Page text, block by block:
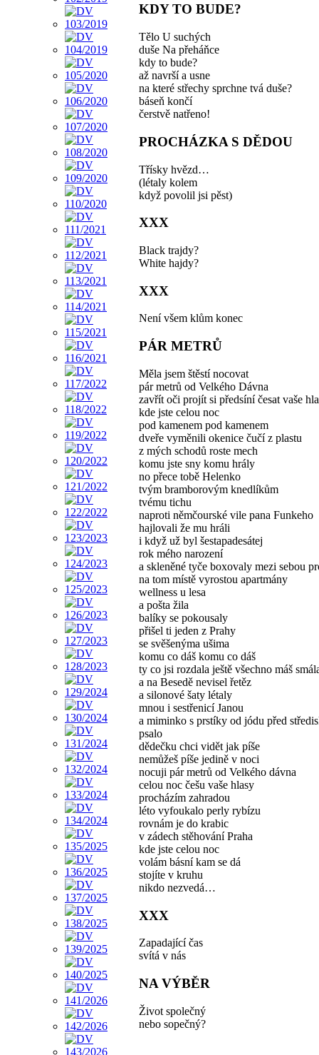
KDY TO BUDE?
Tělo U suchých
duše Na přeháňce
kdy to bude?
až navrší a usne
na které střechy sprchne tvá duše?
báseň končí
čerstvě natřeno!
PROCHÁZKA S DĚDOU
Třísky hvězd…
(létaly kolem
když povolil jsi pěst)
XXX
Black trajdy?
White hajdy?
XXX
Není všem klům konec
PÁR METRŮ
Měla jsem štěstí nocovat
pár metrů od Velkého Dávna
zavřít oči projít si předsíní česat vaše
kde jste celou noc
pod kamenem pod kamenem
dveře vyměnili okenice čučí z plastu
z mých schodů roste mech
komu jste sny komu hrály
no přece tobě Helenko
tvým bramborovým knedlíkům
tvému tichu
naproti němčourské vile pana Funkeho
hajlovali že mu hráli
i když už byl šestapadesátej
rok mého narození
a skleněné tyče boxovaly mezi sebou
na tom místě vyrostou apartmány
wellness u lesa
a pošta žila
balíky se pokousaly
přišel ti jeden z Prahy
se svěšenýma ušima
komu co dáš komu co dáš
ty co jsi rozdala ještě všechno máš
a na Besedě nevisel řetěz
a silonové šaty létaly
mnou i sestřenicí Janou
a miminko s prstíky od jódu před
psalo
dědečku chci vidět jak píše
nemůžeš píše jedině v noci
nocuji pár metrů od Velkého dávna
celou noc češu vaše hlasy
procházím zahradou
léto vyfoukalo perly rybízu
rovnám je do krabic
v zádech stěhování Praha
kde jste celou noc
volám básní kam se dá
stojíte v kruhu
nikdo nezvedá…
XXX
Zapadající čas
svítá v nás
NA VÝBĚR
Život společný
nebo sopečný?